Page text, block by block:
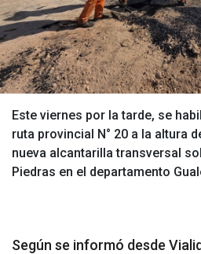
Este viernes por la tarde, se
ruta provincial N° 20 a la altura
nueva alcantarilla transversal
Piedras en el departamento
Según se informó desde